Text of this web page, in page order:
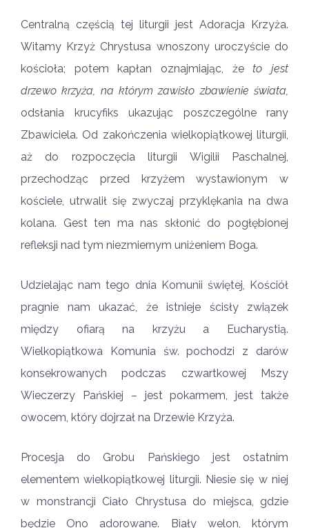
Centralną częścią tej liturgii jest Adoracja Krzyża.
Witamy Krzyż Chrystusa wnoszony uroczyście do
kościoła; potem kapłan oznajmiając, żeto jest
drzewo krzyża, na którym zawisło zbawienie świata,
odsłania krucyfiks ukazując poszczególne rany
Zbawiciela. Od zakończenia wielkopiątkowej liturgii,
aż do rozpoczęcia liturgii Wigilii Paschalnej,
przechodząc przed krzyżem wystawionym w
kościele, utrwalił się zwyczaj przyklękania na dwa
kolana. Gest ten ma nas skłonić do pogłębionej
refleksji nad tym niezmiernym uniżeniem Boga.
Udzielając nam tego dnia Komunii świętej, Kościół
pragnie nam ukazać, że istnieje ścisły związek
między ofiarą na krzyżu a Eucharystią.
Wielkopiątkowa Komunia św. pochodzi z darów
konsekrowanych podczas czwartkowej Mszy
Wieczerzy Pańskiej – jest pokarmem, jest także
owocem, który dojrzał na Drzewie Krzyża.
Procesja do Grobu Pańskiego jest ostatnim
elementem wielkopiątkowej liturgii. Niesie się w niej
w monstrancji Ciało Chrystusa do miejsca, gdzie
będzie Ono adorowane. Biały welon, którym